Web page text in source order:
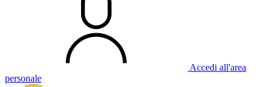
Accedi all'area
personale